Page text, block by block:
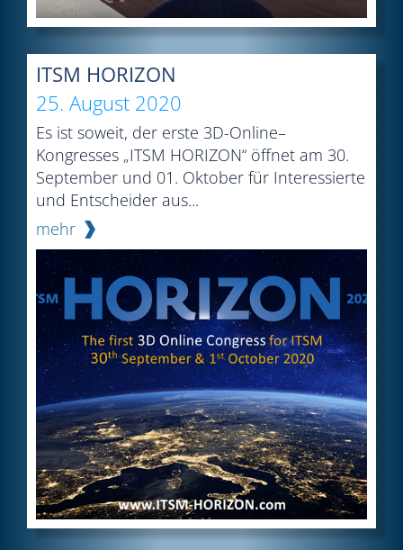
ITSM HORIZON
25. August 2020
Es ist soweit, der erste 3D-Online–
Kongresses „ITSM HORIZON“ öffnet am 30.
September und 01. Oktober für Interessierte
und Entscheider aus...
mehr